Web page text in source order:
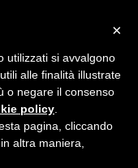
Cerca
×
utilizzati si avvalgono
alle finalità illustrate
o negare il consenso
policy
pagina, cliccando
altra maniera,